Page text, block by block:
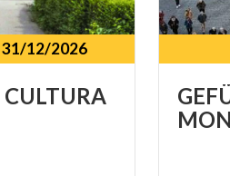
31/12/2026
CULTURA